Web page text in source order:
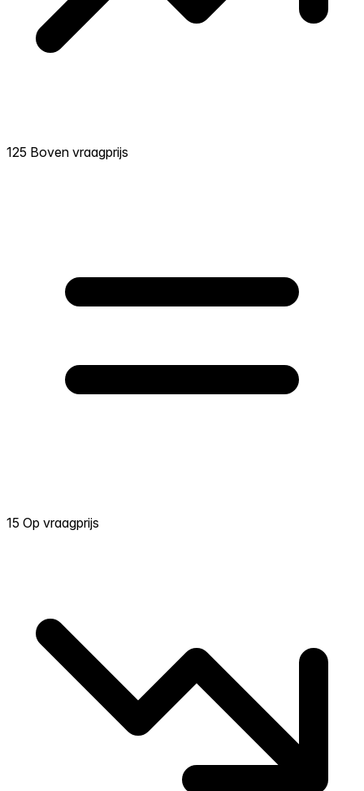
125 Boven vraagprijs
15 Op vraagprijs